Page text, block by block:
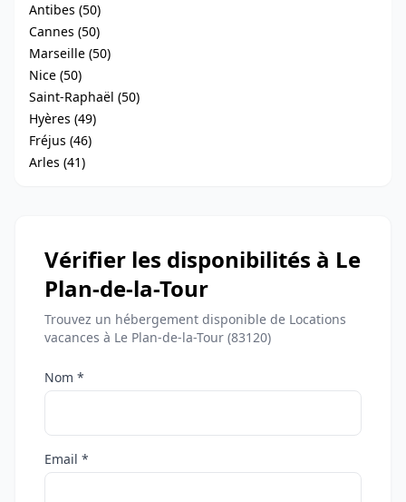
Antibes (50)
Cannes (50)
Marseille (50)
Nice (50)
Saint-Raphaël (50)
Hyères (49)
Fréjus (46)
Arles (41)
Vérifier les disponibilités à Le
Plan-de-la-Tour
Trouvez un hébergement disponible de Locations
vacances à Le Plan-de-la-Tour (83120)
Nom *
Email *